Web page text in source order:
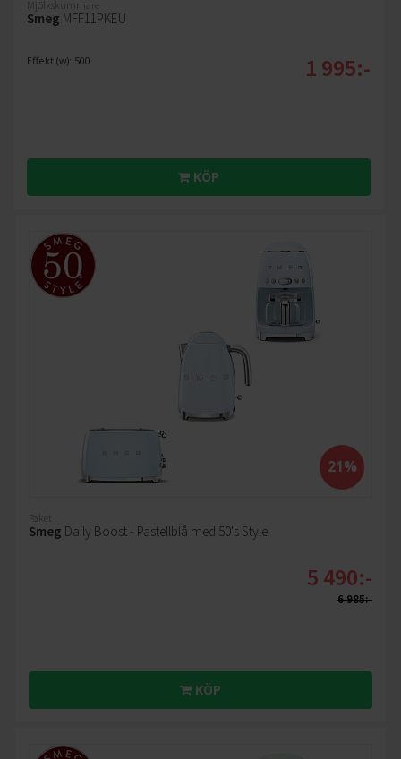
Mjölkskummare
Smeg MFF11PKEU
Effekt (w): 500 1 995:-
KÖP
21%
Paket
Smeg Daily Boost - Pastellblå med 50's Style
5 490:-
6 985:-
KÖP